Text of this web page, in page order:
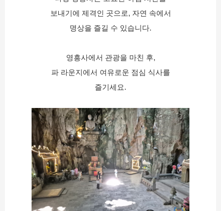
보내기에 제격인 곳으로, 자연 속에서
명상을 즐길 수 있습니다.
영흥사에서 관광을 마친 후,
파 라운지에서 여유로운 점심 식사를
즐기세요.